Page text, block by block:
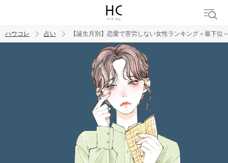
ハウコレ 占い 【誕生月別】恋愛で苦労しない女性ランキング＜最下位